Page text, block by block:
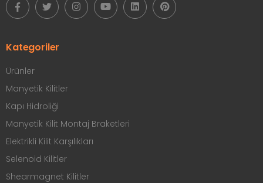
Kategoriler
Ürünler
Manyetik Kilitler
Kapı Hidroliği
Manyetik Kilit Montaj Braketleri
Elektrikli Kilit Karşılıkları
Selenoid Kilitler
Shearmagnet Kilitler